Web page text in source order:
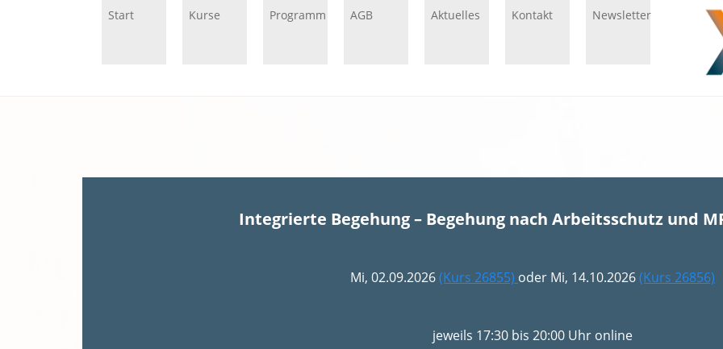
Start Kurse Programm AGB Aktuelles Kontakt Newsletter
Integrierte Begehung – Begehung nach Arbeitsschutz und
Mi, 02.09.2026(Kurs 26855) oder Mi, 14.10.2026(Kurs 26856)
jeweils 17:30 bis 20:00 Uhr online